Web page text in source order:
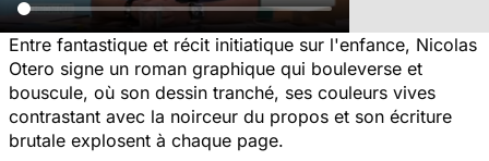
Entre fantastique et récit initiatique sur l'enfance, Nicolas
Otero signe un roman graphique qui bouleverse et
bouscule, où son dessin tranché, ses couleurs vives
contrastant avec la noirceur du propos et son écriture
brutale explosent à chaque page.